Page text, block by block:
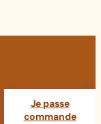
Je passe
commande